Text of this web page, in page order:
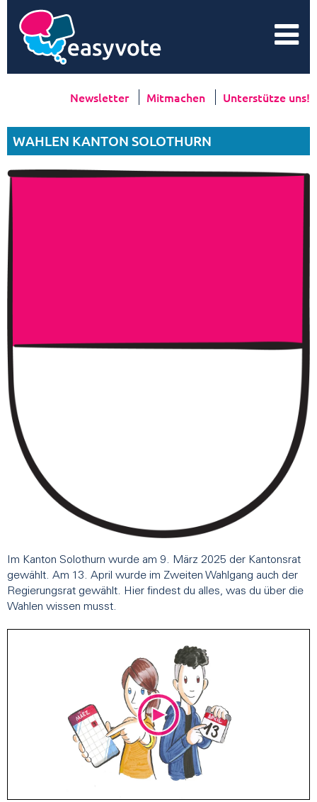
Newsletter Mitmachen Unterstütze uns!
WAHLEN KANTON SOLOTHURN
Im Kanton Solothurn wurde am 9. März 2025 der Kantonsrat
gewählt. Am 13. April wurde im Zweiten Wahlgang auch der
Regierungsrat gewählt. Hier findest du alles, was du über die
Wahlen wissen musst.